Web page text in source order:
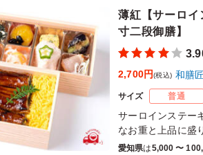
薄紅【サーロイ
寸二段御膳】
2,700円(税込) 和膳
サイズ 普通
サーロインステー
なお重と上品に盛
にも喜ばれること
愛知県は5,000 〜